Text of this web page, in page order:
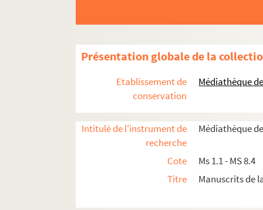
Présentation globale de la
Etablissement de
conservation
Médiathèque
Intitulé de l'instrument de
recherche
Médiathèque
Cote
Ms 1.1 - MS 8.4
Titre
Manuscrits de
Ms 2.14. Tierarzneibuch aus Hatten
Ms 3.1. Contes
Ms 3.2. Notes sur l'histoire de Haguenau
Ms 3.3. Historia Collegii Societatis Jesu
Ms 3.4. Papiers de la famille Corréard,
Ms 3.5. Papiers de la famille Corréard,
Ms 3.6. Papiers de la famille Corréard,